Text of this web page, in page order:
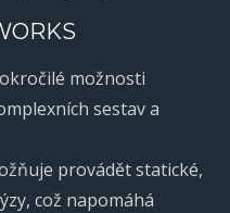
možnosti
sestav a
provádět statické,
což napomáhá